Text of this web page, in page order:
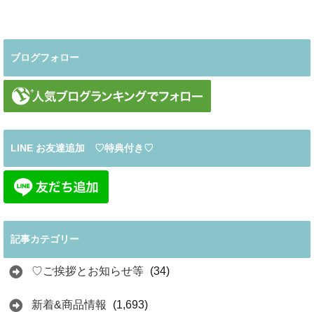
ブログフォロー
LINE お友達追加 ♡特典付き♡
記事カテゴリー
♡ご挨拶とお知らせ等 (34)
新着&商品情報 (1,693)